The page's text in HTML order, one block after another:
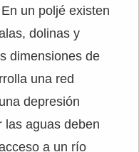
un poljé existen
dolinas y
dimensiones de
una red
depresión
las aguas deben
a un río